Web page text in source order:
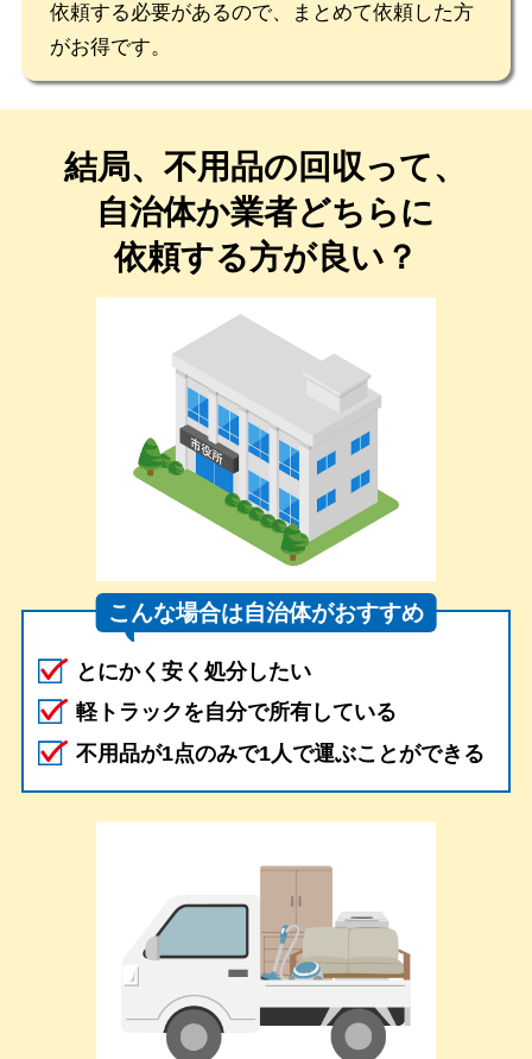
依頼する必要があるので、まとめて依頼した方
がお得です。
結局、不用品の回収って、
自治体か業者どちらに
依頼する方が良い？
こんな場合は自治体がおすすめ
とにかく安く処分したい
軽トラックを自分で所有している
不用品が1点のみで1人で運ぶことができる